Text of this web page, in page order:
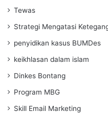
Tewas
Strategi Mengatasi
penyidikan kasus BUMDes
keikhlasan dalam islam
Dinkes Bontang
Program MBG
Skill Email Marketing